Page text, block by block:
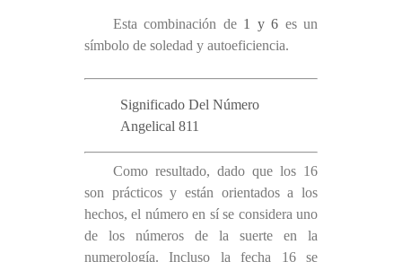
Esta combinación de 1 y 6 es un
símbolo de soledad y autoeficiencia.
Significado Del Número
Angelical 811
Como resultado, dado que los 16
son prácticos y están orientados a los
hechos, el número en sí se considera uno
de los números de la suerte en la
numerología. Incluso la fecha 16 se